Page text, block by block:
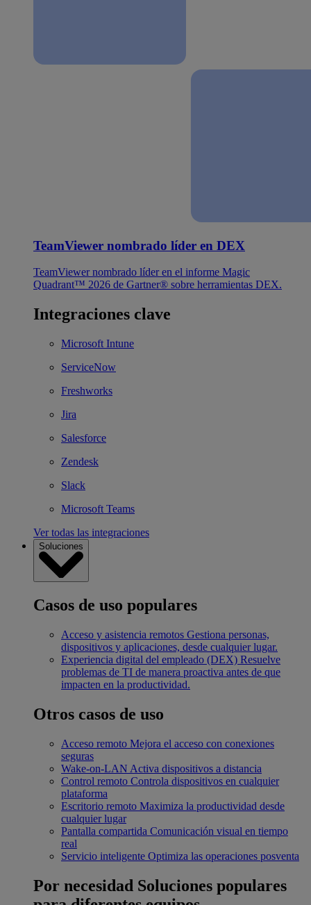
TeamViewer nombrado líder en DEX
TeamViewer nombrado líder en el informe Magic
Quadrant™ 2026 de Gartner® sobre herramientas DEX.
Integraciones clave
Microsoft Intune
ServiceNow
Freshworks
Jira
Salesforce
Zendesk
Slack
Microsoft Teams
Ver todas las integraciones
Soluciones
Casos de uso populares
Acceso y asistencia remotos Gestiona personas,
dispositivos y aplicaciones, desde cualquier lugar.
Experiencia digital del empleado (DEX) Resuelve
problemas de TI de manera proactiva antes de que
impacten en la productividad.
Otros casos de uso
Acceso remoto Mejora el acceso con conexiones
seguras
Wake-on-LAN Activa dispositivos a distancia
Control remoto Controla dispositivos en cualquier
plataforma
Escritorio remoto Maximiza la productividad desde
cualquier lugar
Pantalla compartida Comunicación visual en tiempo
real
Servicio inteligente Optimiza las operaciones posventa
Por necesidad Soluciones populares